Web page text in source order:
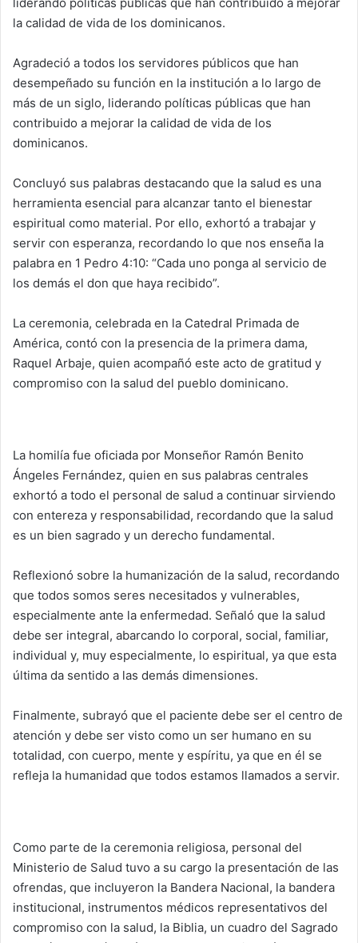
la calidad de vida de los dominicanos.
Agradeció a todos los servidores públicos que han
desempeñado su función en la institución a lo largo de
más de un siglo, liderando políticas públicas que han
contribuido a mejorar la calidad de vida de los
dominicanos.
Concluyó sus palabras destacando que la salud es una
herramienta esencial para alcanzar tanto el bienestar
espiritual como material. Por ello, exhortó a trabajar y
servir con esperanza, recordando lo que nos enseña la
palabra en 1 Pedro 4:10: “Cada uno ponga al servicio de
los demás el don que haya recibido”.
La ceremonia, celebrada en la Catedral Primada de
América, contó con la presencia de la primera dama,
Raquel Arbaje, quien acompañó este acto de gratitud y
compromiso con la salud del pueblo dominicano.
La homilía fue oficiada por Monseñor Ramón Benito
Ángeles Fernández, quien en sus palabras centrales
exhortó a todo el personal de salud a continuar sirviendo
con entereza y responsabilidad, recordando que la salud
es un bien sagrado y un derecho fundamental.
Reflexionó sobre la humanización de la salud, recordando
que todos somos seres necesitados y vulnerables,
especialmente ante la enfermedad. Señaló que la salud
debe ser integral, abarcando lo corporal, social, familiar,
individual y, muy especialmente, lo espiritual, ya que esta
última da sentido a las demás dimensiones.
Finalmente, subrayó que el paciente debe ser el centro de
atención y debe ser visto como un ser humano en su
totalidad, con cuerpo, mente y espíritu, ya que en él se
refleja la humanidad que todos estamos llamados a servir.
Como parte de la ceremonia religiosa, personal del
Ministerio de Salud tuvo a su cargo la presentación de las
ofrendas, que incluyeron la Bandera Nacional, la bandera
institucional, instrumentos médicos representativos del
compromiso con la salud, la Biblia, un cuadro del Sagrado